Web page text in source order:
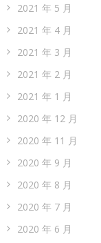
2021 年 5 月
2021 年 4 月
2021 年 3 月
2021 年 2 月
2021 年 1 月
2020 年 12 月
2020 年 11 月
2020 年 9 月
2020 年 8 月
2020 年 7 月
2020 年 6 月